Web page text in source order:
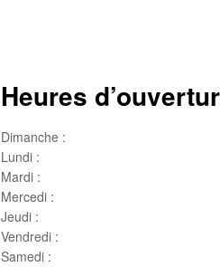
Heures
Dimanche :
Lundi :
Mardi :
Mercedi :
Jeudi :
Vendredi :
Samedi :